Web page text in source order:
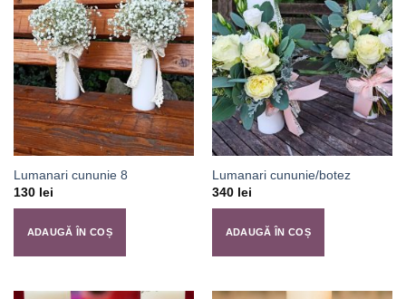
Lumanari cununie 8
130 lei
ADAUGĂ ÎN COȘ
Lumanari cununie/botez
340 lei
ADAUGĂ ÎN COȘ